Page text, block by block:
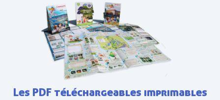
Les PDF téléchargeables imprimables